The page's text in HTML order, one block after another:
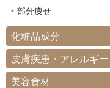
部分痩せ
化粧品成分
皮膚疾患・アレルギー
美容食材